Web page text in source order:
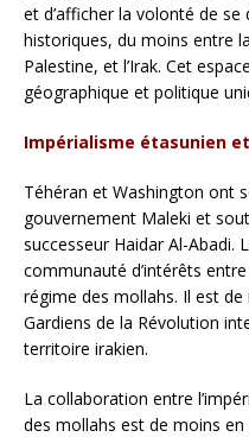
et d’afficher la volonté de
historiques, du moins entre
Palestine, et l’Irak. Cet
géographique et politique
Impérialisme étasunien
Téhéran et Washington ont
gouvernement Maleki et
successeur Haidar Al-Abadi.
communauté d’intérêts
régime des mollahs. Il est
Gardiens de la Révolution
territoire irakien.
La collaboration entre
des mollahs est de moins en